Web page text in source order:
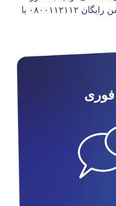
شبانه روزی با شماره تلفن رایگان ۰۸۰۰۱۱۲۱۱۲ با